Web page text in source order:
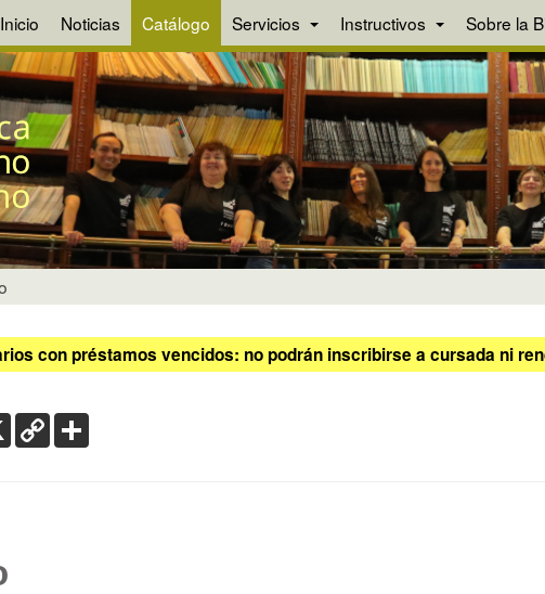
Inicio Noticias Catálogo Servicios Instructivos Sobre la
con préstamos vencidos: no podrán inscribirse a cursada ni
X Copy
Link